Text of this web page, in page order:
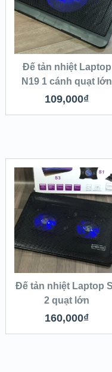
Đế tản nhiệt Laptop
N19 1 cánh quạt lớn
109,000₫
Đế tản nhiệt Laptop
2 quạt lớn
160,000₫